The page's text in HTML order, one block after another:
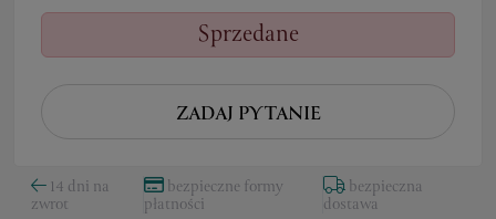
Sprzedane
ZADAJ PYTANIE
14 dni na
zwrot
bezpieczne formy
płatności
bezpieczna
dostawa